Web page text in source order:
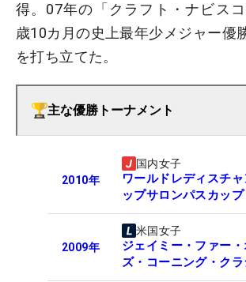
得。07年の「クラフト・ナビス
歳10カ月の史上最年少メジャー優
を打ち立てた。
主な優勝トーナメント
2010年
国内女子
ワールドレディスチ
ップサロンパスカップ
2009年
米国女子
ジェイミー・ファー
ズ・コーニング・クラ